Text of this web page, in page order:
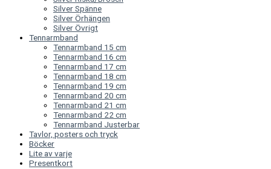
Silver Spänne
Silver Örhängen
Silver Övrigt
Tennarmband
Tennarmband 15 cm
Tennarmband 16 cm
Tennarmband 17 cm
Tennarmband 18 cm
Tennarmband 19 cm
Tennarmband 20 cm
Tennarmband 21 cm
Tennarmband 22 cm
Tennarmband Justerbar
Tavlor, posters och tryck
Böcker
Lite av varje
Presentkort